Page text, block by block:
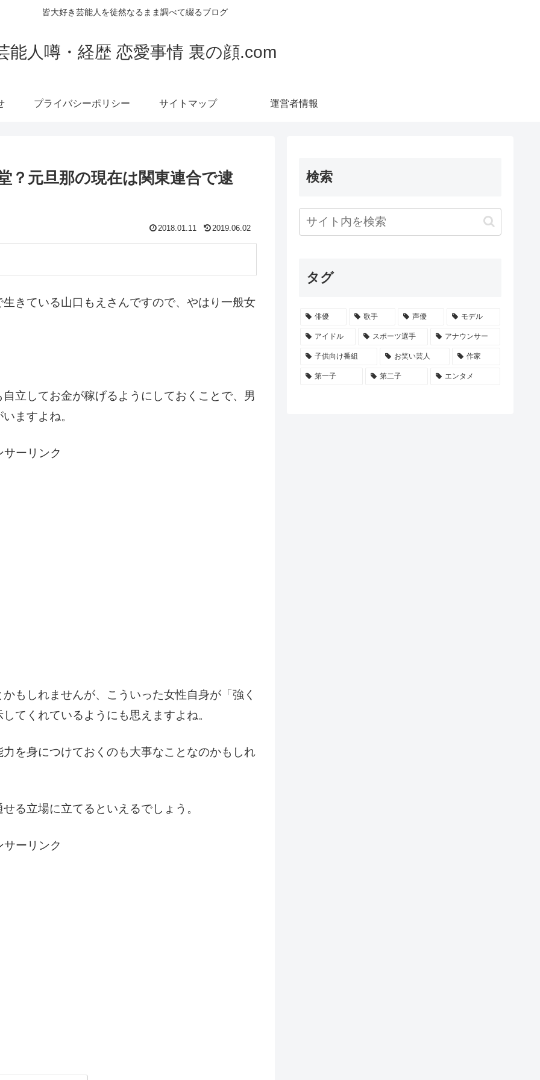
皆大好き芸能人を徒然なるまま調べて綴るブログ
能人噂・経歴 恋愛事情 裏の顔.com
プライバシーポリシー サイトマップ 運営者情報
？元旦那の現在は関東連合で逮
2018.01.11 2019.06.02
きている山口もえさんですので、やはり一般女
立してお金が稼げるようにしておくことで、男
ますよね。
サーリンク
もしれませんが、こういった女性自身が「強く
てくれているようにも思えますよね。
を身につけておくのも大事なことなのかもしれ
る立場に立てるといえるでしょう。
サーリンク
検索
タグ
俳優 歌手 声優 モデル
アイドル スポーツ選手 アナウンサー
子供向け番組 お笑い芸人 作家
第一子 第二子 エンタメ